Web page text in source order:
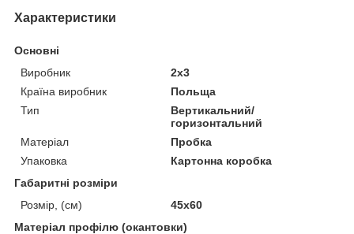
Характеристики
Основні
Виробник
2x3
Країна виробник
Польща
Тип
Вертикальний/
горизонтальний
Матеріал
Пробка
Упаковка
Картонна коробка
Габаритні розміри
Розмір, (см)
45х60
Матеріал профілю (окантовки)